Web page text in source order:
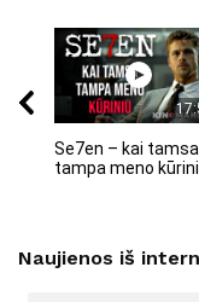
Se7en – kai tamsa
tampa meno
Naujienos iš